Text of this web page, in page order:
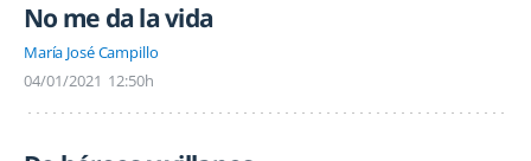
No me da la vida
María José Campillo
04/01/2021 12:50h